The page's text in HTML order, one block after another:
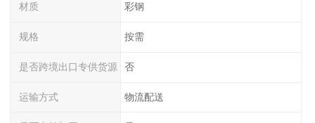
材质 彩钢
规格 按需
是否跨境出口专供货源 否
运输方式 物流配送